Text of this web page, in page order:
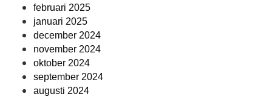
februari 2025
januari 2025
december 2024
november 2024
oktober 2024
september 2024
augusti 2024